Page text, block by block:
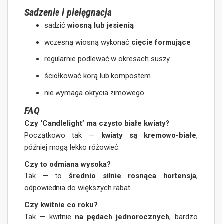
Sadzenie i pielęgnacja
sadzićwiosną lub jesienią
wczesną wiosną wykonać cięcie formujące
regularnie podlewać w okresach suszy
ściółkować korą lub kompostem
nie wymaga okrycia zimowego
FAQ
Czy ‘Candlelight’ ma czysto białe kwiaty?
Początkowo tak — kwiaty są kremowo-białe,
później mogą lekko różowieć.
Czy to odmiana wysoka?
Tak — to średnio silnie rosnąca hortensja,
odpowiednia do większych rabat.
Czy kwitnie co roku?
Tak — kwitnie na pędach jednorocznych, bardzo